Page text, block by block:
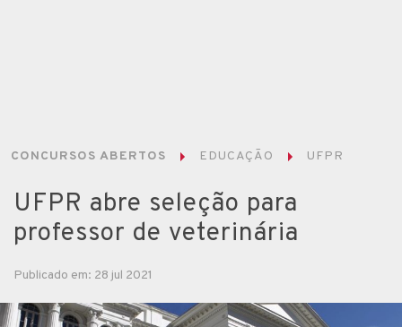
CONCURSOS ABERTOS EDUCAÇÃO UFPR
UFPR abre seleção para
professor de veterinária
Publicado em: 28 jul 2021